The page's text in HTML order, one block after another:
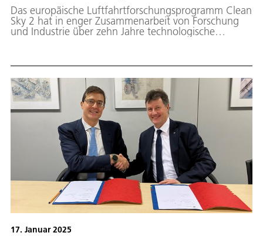
Das europäische Luftfahrtforschungsprogramm Clean
Sky 2 hat in enger Zusammenarbeit von Forschung
und Industrie über zehn Jahre technologische
Luftfahrttechnologien haben vielfältige ökologische,
die ganzheitlich betrachtet und analysiert werden
müssen. Dazu ist der abschließende Bericht des vom
DLR geleiteten „Technology Evaluator“ erschienen.
Dieser bewertet systematisch die Potenziale der in
Clean Sky 2 entwickelten technologischen
Innovationen. Der Bericht kommt zu dem Schluss,
dass die im Rahmen des Programms entwickelten
Technologien erheblich zur Reduzierung der
Klimawirkung des Luftverkehrs beitragen können.
Das DLR war an insgesamt 27 Projekten innerhalb
von Clean Sky 2 beteiligt. Viele Ergebnisse fließen in
das nun laufende Nachfolgeprogramm Clean
Aviation ein.
17. Januar 2025